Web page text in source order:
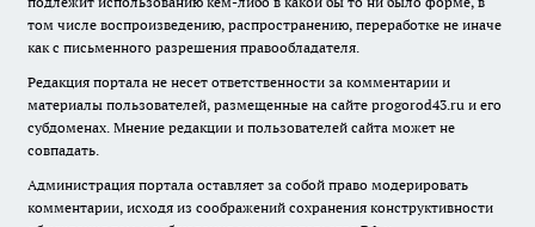
том числе воспроизведению, распространению, переработке не иначе
как с письменного разрешения правообладателя.
Редакция портала не несет ответственности за комментарии и
материалы пользователей, размещенные на сайте progorod43.ru и его
субдоменах. Мнение редакции и пользователей сайта может не
совпадать.
Администрация портала оставляет за собой право модерировать
комментарии, исходя из соображений сохранения конструктивности